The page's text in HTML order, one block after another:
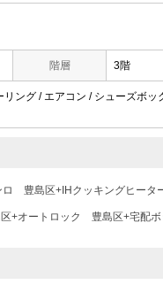
階層 3階
ング / エアコン / シューズボ
豊島区+IHクッキングヒータ
+オートロック 豊島区+宅配